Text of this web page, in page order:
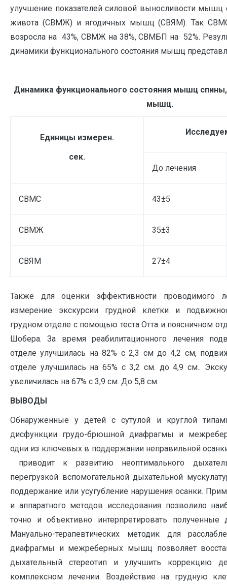
улучшение показателей силовой выносливости
живота (СВМЖ) и ягодичных мышц (СВЯМ). Так
возросла на 43%, СВМЖ на 38%, СВМБП на 52%.
динамики функционального состояния мышц
Динамика функционального состояния мышц
мышц.
Единицы измерен.
сек.
До лечения
СВМС 43±5
СВМЖ 35±3
СВЯМ 27±4
Также для оценки эффективности проводимого
измерение экскурсии грудной клетки и
грудном отделе с помощью теста Отта и поясничном
Шобера. За время реабилитационного лечения
отделе улучшилась на 82% с 2,3 см до 4,2 см,
отделе улучшилась на 65% с 3,2 см. до 4,9 см..
увеличилась на 67% с 3,9 см. До 5,8 см.
ВЫВОДЫ
Обнаруженные у детей с сутулой и круглой
дисфункции грудо-брюшной диафрагмы и
одни из ключевых в поддержании неправильной
приводит к развитию неоптимального
перегрузкой вспомогательной дыхательной
поддержание или усугубление нарушения осанки.
и аппаратного методов исследования позволило
точно и объективно интерпретировать
Мануально-терапевтических методик для
диафрагмы и межреберных мышц позволяет
дыхательный стереотип и улучшить коррекцию
комплексном лечении. Воздействие на грудную